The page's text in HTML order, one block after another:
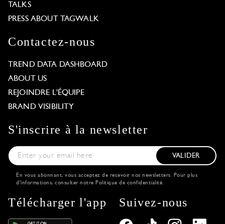
TALKS
PRESS ABOUT TAGWALK
Contactez-nous
TREND DATA DASHBOARD
ABOUT US
REJOINDRE L'ÉQUIPE
BRAND VISIBILITY
S'inscrire à la newsletter
VALIDER
En vous abonnant, vous acceptez de recevoir nos newsletters. Pour plus
d'informations, consulter notre Politique de confidentialité.
Télécharger l'app Suivez-nous